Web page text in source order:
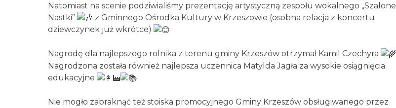
Natomiast na scenie podziwialiśmy prezentację artystyczną zespołu wokalnego „Szalone
Nastki”
z Gminnego Ośrodka Kultury w Krzeszowie (osobna relacja z koncertu
dziewczynek już wkrótce)
Nagrodę dla najlepszego rolnika z terenu gminy Krzeszów otrzymał Kamil Czechyra
Nagrodzona została również najlepsza uczennica Matylda Jagła za wysokie osiągnięcia
edukacyjne
Nie mogło zabraknąć też stoiska promocyjnego Gminy Krzeszów obsługiwanego przez